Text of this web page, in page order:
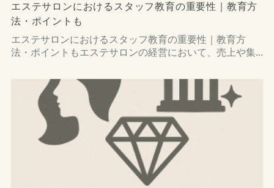
エステサロンにおけるスタッフ教育の重要性｜教育方
法・ポイントも
エステサロンにおけるスタッフ教育の重要性｜教育方
法・ポイントもエステサロンの経営において、売上や集...